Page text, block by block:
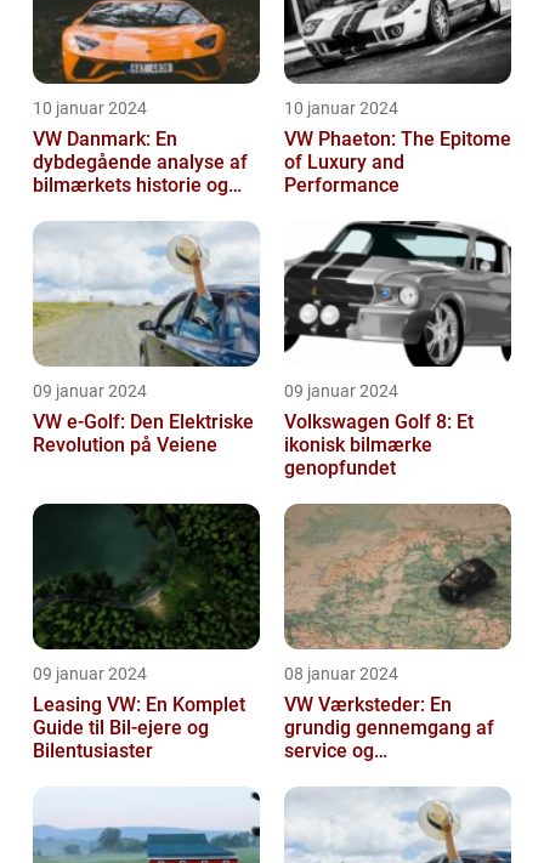
10 januar 2024
VW Danmark: En
dybdegående analyse af
bilmærkets historie og
10 januar 2024
VW Phaeton: The Epitome
of Luxury and
Performance
09 januar 2024
VW e-Golf: Den Elektriske
Revolution på Veiene
09 januar 2024
Volkswagen Golf 8: Et
ikonisk bilmærke
genopfundet
09 januar 2024
Leasing VW: En Komplet
Guide til Bil-ejere og
Bilentusiaster
08 januar 2024
VW Værksteder: En
grundig gennemgang af
service og